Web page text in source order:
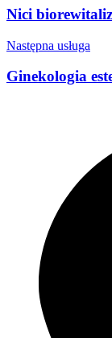
Nici
Następna usługa
Ginekologia